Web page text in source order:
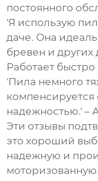
постоянного
'Я использую
даче. Она
бревен и других
Работает
'Пила немного
надежностью.' –
Эти отзывы
это хороший
надежную и